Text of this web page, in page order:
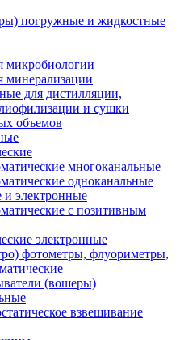
погружные и жидкостные
для дистилляции,
и сушки
объемов
многоканальные
одноканальные
и электронные
с позитивным
электронные
фотометры, флуориметры,
(вошеры)
взвешивание